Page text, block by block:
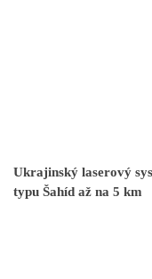
Ukrajinský laserový
typu Šahíd až na 5 km